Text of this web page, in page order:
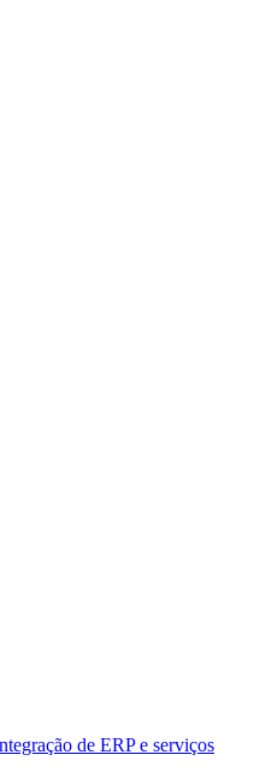
de ERP e serviços